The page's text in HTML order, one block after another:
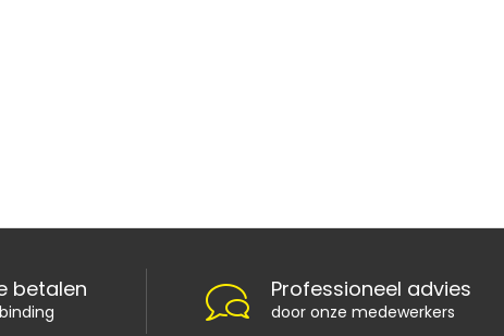
betalen Professioneel advies
door onze medewerkers